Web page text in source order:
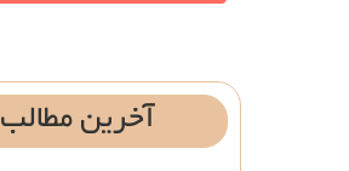
آخرین مطالب